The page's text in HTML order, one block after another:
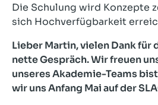
Die Schulung wird Konzepte
sich Hochverfügbarkeit
Lieber Martin, vielen Dank für
nette Gespräch. Wir freuen
unseres Akademie-Teams
wir uns Anfang Mai auf der